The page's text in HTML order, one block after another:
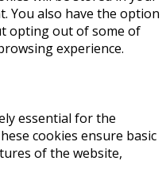
You also have the option
opting out of some of
experience.
essential for the
cookies ensure basic
of the website,